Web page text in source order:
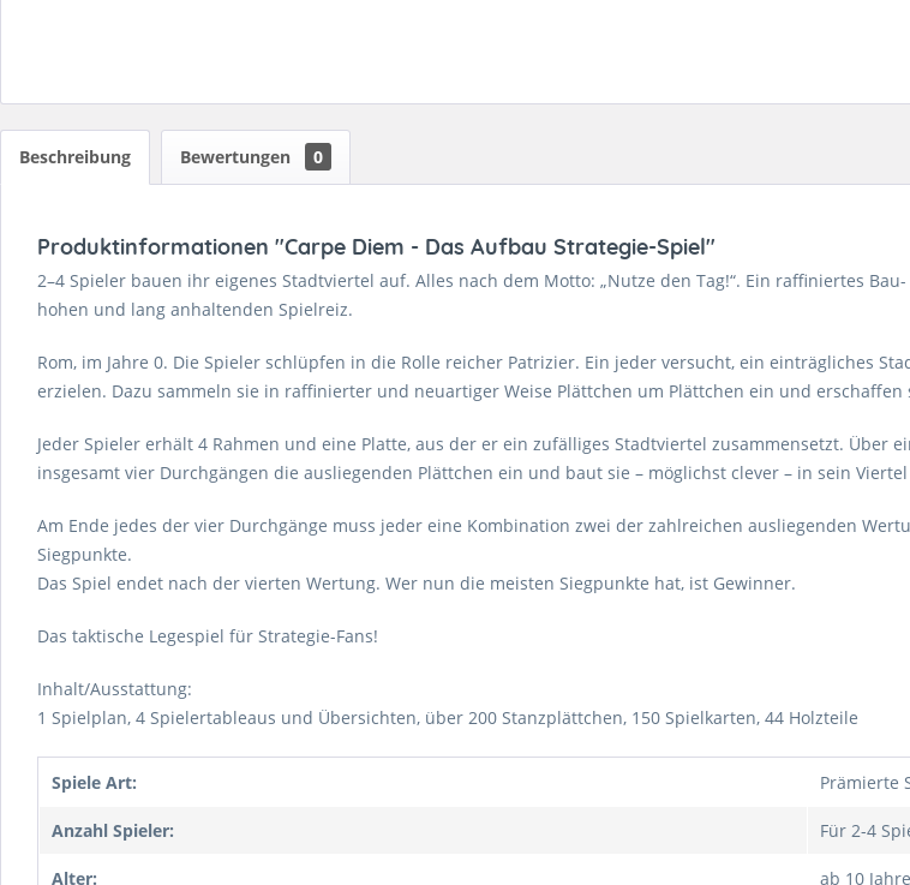
Beschreibung Bewertungen 0
Produktinformationen "Carpe Diem - Das Aufbau Strategie-Spiel"
2–4 Spieler bauen ihr eigenes Stadtviertel auf. Alles nach dem Motto: „Nutze den Tag!“. Ein raffiniertes
hohen und lang anhaltenden Spielreiz.
Rom, im Jahre 0. Die Spieler schlüpfen in die Rolle reicher Patrizier. Ein jeder versucht, ein einträgliches
erzielen. Dazu sammeln sie in raffinierter und neuartiger Weise Plättchen um Plättchen ein und
Jeder Spieler erhält 4 Rahmen und eine Platte, aus der er ein zufälliges Stadtviertel zusammensetzt.
insgesamt vier Durchgängen die ausliegenden Plättchen ein und baut sie – möglichst clever – in sein
Am Ende jedes der vier Durchgänge muss jeder eine Kombination zwei der zahlreichen ausliegenden
Siegpunkte.
Das Spiel endet nach der vierten Wertung. Wer nun die meisten Siegpunkte hat, ist Gewinner.
Das taktische Legespiel für Strategie-Fans!
Inhalt/Ausstattung:
1 Spielplan, 4 Spielertableaus und Übersichten, über 200 Stanzplättchen, 150 Spielkarten, 44 Holzteile
Spiele Art: Prämierte
Anzahl Spieler: Für 2-4
Alter: ab 10